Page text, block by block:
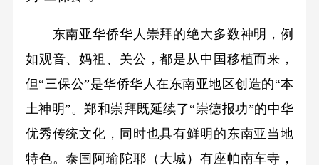
东南亚华侨华人崇拜的绝大多数神明，例
如观音、妈祖、关公，都是从中国移植而来，
但“三保公”是华侨华人在东南亚地区创造的“本
土神明”。郑和崇拜既延续了“崇德报功”的中华
优秀传统文化，同时也具有鲜明的东南亚当地
特色。泰国阿瑜陀耶（大城）有座帕南车寺，